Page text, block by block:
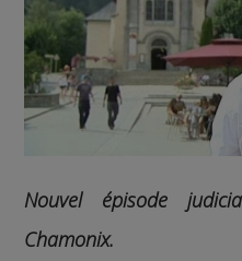
Nouvel épisode
Chamonix.